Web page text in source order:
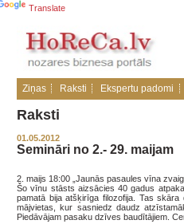
Translate
Ziņas Raksti Ekspertu padomi
Raksti
01.05.2012
Semināri no 2.- 29. maijam
2. maijs 18:00 „Jaunās pasaules vīna
Šo vīnu stāsts aizsācies 40 gadus
pamatā bija atšķirīga filozofija. Tas
mājvietas, kur sasniedz daudz
Piedāvājam pasaku dzīves baudītājiem.